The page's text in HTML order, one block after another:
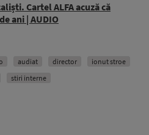
Cartel ALFA acuză că
ani | AUDIO
audiat director
ionut stroe
stiri interne